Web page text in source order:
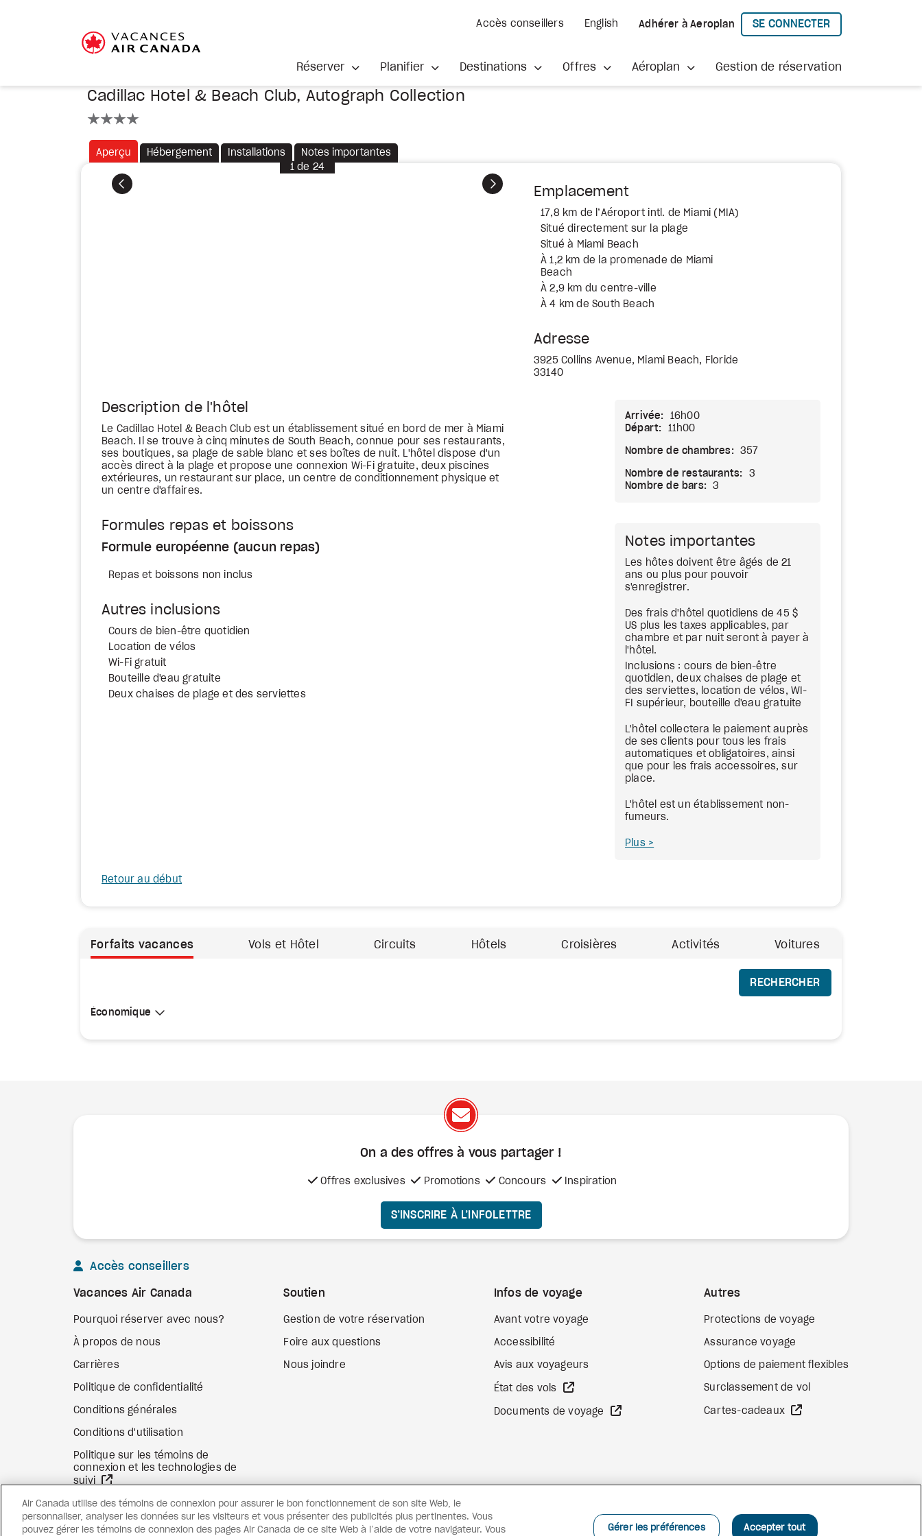
Accès conseillers English Adhérer à Aeroplan
SE CONNECTER
À AEROPLAN
Réserver Planifier Destinations Offres Aéroplan Gestion de réservation
Cadillac Hotel & Beach Club, Autograph Collection
Aperçu Hébergement Installations Notes importantes
Précédent Suivant
1de 24
Emplacement
17,8 km de l’Aéroport intl. de Miami (MIA)
Situé directement sur la plage
Situé à Miami Beach
À 1,2 km de la promenade de Miami
Beach
À 2,9 km du centre-ville
À 4 km de South Beach
Adresse
3925 Collins Avenue, Miami Beach, Floride
33140
Description de l'hôtel
Le Cadillac Hotel & Beach Club est un établissement situé en bord de mer à Miami
Beach. Il se trouve à cinq minutes de South Beach, connue pour ses restaurants,
ses boutiques, sa plage de sable blanc et ses boîtes de nuit. L'hôtel dispose d'un
accès direct à la plage et propose une connexion Wi-Fi gratuite, deux piscines
extérieures, un restaurant sur place, un centre de conditionnement physique et
un centre d'affaires.
Formules repas et boissons
Formule européenne (aucun repas)
Repas et boissons non inclus
Autres inclusions
Cours de bien-être quotidien
Location de vélos
Wi-Fi gratuit
Bouteille d'eau gratuite
Deux chaises de plage et des serviettes
Arrivée:
16h00
Départ:
11h00
Nombre de chambres: 357
Nombre de restaurants:
3
Nombre de bars:
3
Notes importantes
Les hôtes doivent être âgés de 21
ans ou plus pour pouvoir
s'enregistrer.
Des frais d'hôtel quotidiens de 45 $
US plus les taxes applicables, par
chambre et par nuit seront à payer à
l'hôtel.
Inclusions : cours de bien-être
quotidien, deux chaises de plage et
des serviettes, location de vélos, WI-
FI supérieur, bouteille d'eau gratuite
L'hôtel collectera le paiement auprès
de ses clients pour tous les frais
automatiques et obligatoires, ainsi
que pour les frais accessoires, sur
place.
L'hôtel est un établissement non-
fumeurs.
Plus
Retour au début
Forfaits vacances Vols et Hôtel Circuits Hôtels Croisières Activités Voitures
Sélectionner une cabine
Économique
Économique
RECHERCHER
On a des offres à vous partager !
Offres exclusives Promotions Concours Inspiration
S’INSCRIRE À L’INFOLETTRE
Accès conseillers
Vacances Air Canada
Pourquoi réserver avec nous?
À propos de nous
Carrières
Politique de confidentialité
Conditions générales
Conditions d'utilisation
Politique sur les témoins de
connexion et les technologies de
suivi
Soutien
Gestion de votre réservation
Foire aux questions
Nous joindre
Infos de voyage
Avant votre voyage
Accessibilité
Avis aux voyageurs
État des vols
Documents de voyage Site Web externe
Autres
Protections de voyage
Assurance voyage
Options de paiement flexibles
Surclassement de vol
Cartes-cadeaux
Facebook
Air Canada utilise des témoins de connexion pour assurer le bon fonctionnement de son site Web, le
personnaliser, analyser les données sur les visiteurs et vous présenter des publicités plus pertinentes. Vous
pouvez gérer les témoins de connexion des pages Air Canada de ce site Web à l’aide de votre navigateur. Vous
Gérer les préférences Accepter tout